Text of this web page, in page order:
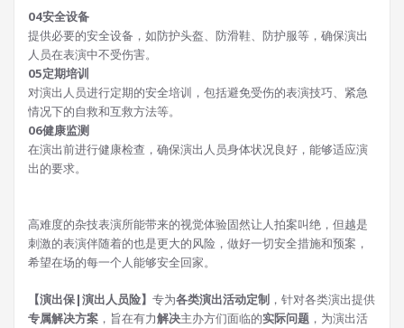
04安全设备
提供必要的安全设备，如防护头盔、防滑鞋、防护服等，确保演出
人员在表演中不受伤害。
05定期培训
对演出人员进行定期的安全培训，包括避免受伤的表演技巧、紧急
情况下的自救和互救方法等。
06健康监测
在演出前进行健康检查，确保演出人员身体状况良好，能够适应演
出的要求。
高难度的杂技表演所能带来的视觉体验固然让人拍案叫绝，但越是
刺激的表演伴随着的也是更大的风险，做好一切安全措施和预案，
希望在场的每一个人能够安全回家。
【演出保|演出人员险】 专为各类演出活动定制 ，针对各类演出提供
专属解决方案 ，旨在有力解决主办方们面临的实际问题 ，为演出活